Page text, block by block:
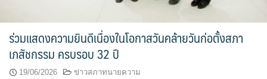
ร่วมแสดงความยินดีเนื่องในโอกาสวันคล้ายวันก่อตั้งสภา
เภสัชกรรม ครบรอบ 32 ปี
19/06/2026 ข่าวสภาทนายความ